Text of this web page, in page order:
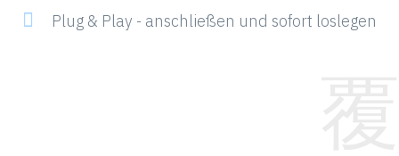
Plug & Play - anschließen und sofort loslegen